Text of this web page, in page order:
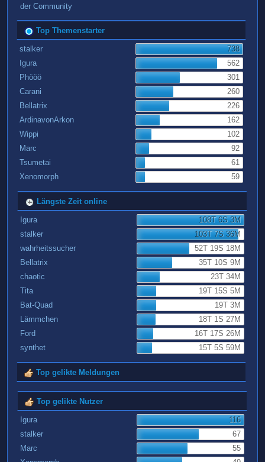
der Community
Top Themenstarter
stalker
738
Igura
562
Phööö
301
Carani
260
Bellatrix
226
ArdinavonArkon
162
Wippi
102
Marc
92
Tsumetai
61
Xenomorph
59
Längste Zeit online
Igura
108T 6S 3M
stalker
103T 7S 36M
wahrheitssucher
52T 19S 18M
Bellatrix
35T 10S 9M
chaotic
23T 34M
Tita
19T 15S 5M
Bat-Quad
19T 3M
Lämmchen
18T 1S 27M
Ford
16T 17S 26M
synthet
15T 5S 59M
Top gelikte Meldungen
Top gelikte Nutzer
Igura
116
stalker
67
Marc
55